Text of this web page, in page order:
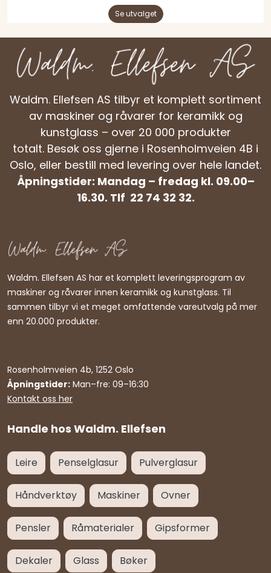
Se utvalget
Waldm. Ellefsen AS tilbyr et komplett sortiment
av maskiner og råvarer for keramikk og
kunstglass – over 20 000 produkter
totalt. Besøk oss gjerne i Rosenholmveien 4B i
Oslo, eller bestill med levering over hele landet.
Åpningstider: Mandag – fredag kl. 09.00–
16.30. Tlf 22 74 32 32.
Handle hos Waldm. Ellefsen
Waldm. Ellefsen AS har et komplett leveringsprogram av
maskiner og råvarer innen keramikk og kunstglass. Til
sammen tilbyr vi et meget omfattende vareutvalg på mer
enn 20.000 produkter.
Rosenholmveien 4b, 1252 Oslo
Åpningstider: Man–fre: 09–16:30
Kontakt oss her
Leire Penselglasur Pulverglasur
Håndverktøy Maskiner Ovner
Pensler Råmaterialer Gipsformer
Dekaler Glass Bøker